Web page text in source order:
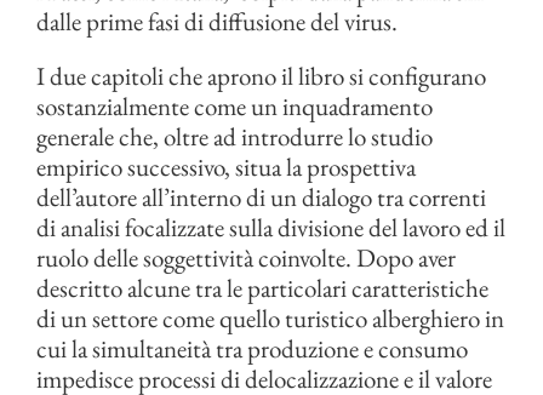
dalle prime fasi di diffusione del virus.
I due capitoli che aprono il libro si configurano
sostanzialmente come un inquadramento
generale che, oltre ad introdurre lo studio
empirico successivo, situa la prospettiva
dell’autore all’interno di un dialogo tra correnti
di analisi focalizzate sulla divisione del lavoro ed il
ruolo delle soggettività coinvolte. Dopo aver
descritto alcune tra le particolari caratteristiche
di un settore come quello turistico alberghiero in
cui la simultaneità tra produzione e consumo
impedisce processi di delocalizzazione e il valore